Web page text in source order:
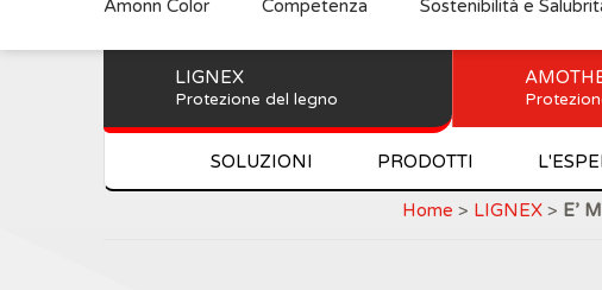
Amonn Color Competenza Sostenibilità e
LIGNEX
Protezione del legno
SOLUZIONI PRODOTTI
Home > LIGNEX > E’